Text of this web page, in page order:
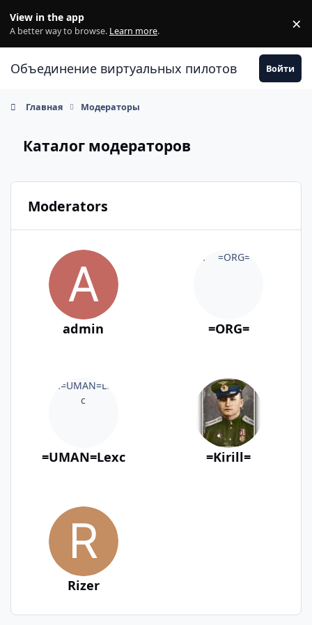
View in the app
A better way to browse. Learn more. ×
Объединение виртуальных пилотов Войти
Главная Модераторы
Каталог модераторов
Moderators
admin =ORG=
=UMAN=Lexc =Kirill=
Rizer